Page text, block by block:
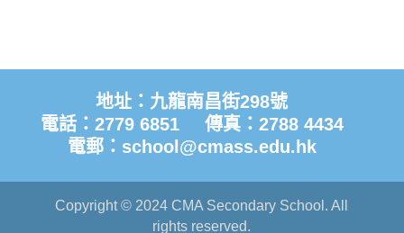
地址：九龍南昌街298號
電話：2779 6851
傳真：2788 4434
電郵： school@cmass.edu.hk
Copyright © 2024 CMA Secondary School. All
rights reserved.